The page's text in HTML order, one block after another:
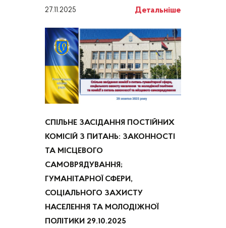
27.11.2025 Детальніше
СПІЛЬНЕ ЗАСІДАННЯ ПОСТІЙНИХ
КОМІСІЙ З ПИТАНЬ: ЗАКОННОСТІ
ТА МІСЦЕВОГО
САМОВРЯДУВАННЯ;
ГУМАНІТАРНОЇ СФЕРИ,
СОЦІАЛЬНОГО ЗАХИСТУ
НАСЕЛЕННЯ ТА МОЛОДІЖНОЇ
ПОЛІТИКИ 29.10.2025